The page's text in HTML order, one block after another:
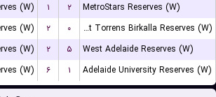
(W)
۱ ۲
MetroStars Reserves (W)
(W)
۲ ۰
West Torrens Birkalla Reserves (W)
(W)
۲ ۵
West Adelaide Reserves (W)
(W)
۶ ۱ Adelaide University Reserves (W)